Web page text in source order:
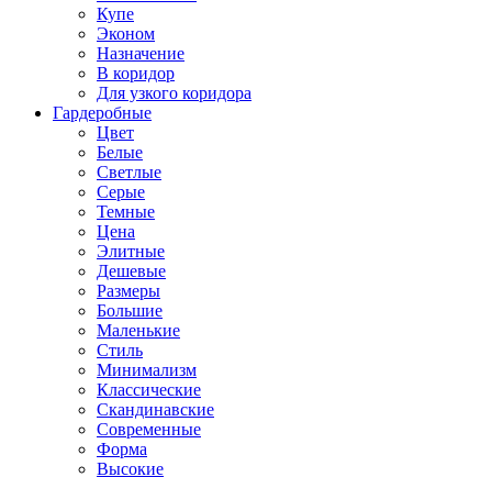
Купе
Эконом
Назначение
В коридор
Для узкого коридора
Гардеробные
Цвет
Белые
Светлые
Серые
Темные
Цена
Элитные
Дешевые
Размеры
Большие
Маленькие
Стиль
Минимализм
Классические
Скандинавские
Современные
Форма
Высокие